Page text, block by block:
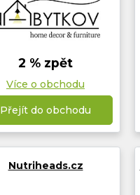
2 % zpět
Více o obchodu
Přejít do obchodu
Nutriheads.cz